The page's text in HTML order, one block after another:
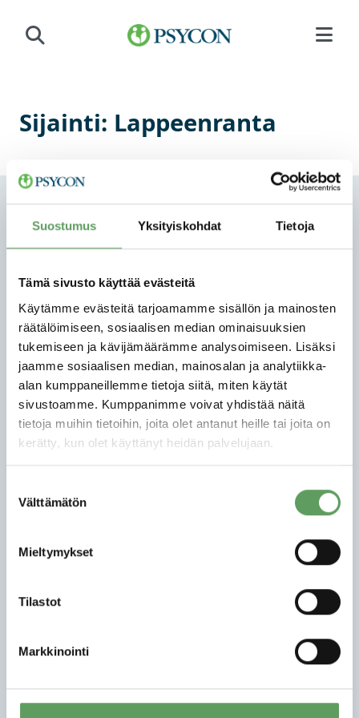
Suostumus Yksityiskohdat Tietoja
Tämä sivusto käyttää evästeitä
Käytämme evästeitä tarjoamamme sisällön ja mainosten
räätälöimiseen, sosiaalisen median ominaisuuksien
tukemiseen ja kävijämäärämme analysoimiseen. Lisäksi
jaamme sosiaalisen median, mainosalan ja analytiikka-
alan kumppaneillemme tietoja siitä, miten käytät
sivustoamme. Kumppanimme voivat yhdistää näitä
tietoja muihin tietoihin, joita olet antanut heille tai joita on
kerätty, kun olet käyttänyt heidän palvelujaan.
valinta
Välttämätön
Mieltymykset
Tilastot
Markkinointi
Sijainti: Lappeenranta
TUTKIMUS JA MENETELMÄKEHITYS
PSYKOLOGINEN HENKILÖARVIOINTI
REKRYTOINTIPALVELUT
KEHITTÄMISPALVELUT
Psycon on rekrytoinnin tukeen, psykologisiin
organisaatioiden kehittämiseen erikoistunut
konsulttiyhtiö. Psyconin asiakkaat arvostavat
luotettavia ja joustavia kokonaisratkaisujamme sekä
osaavia ja kokeneita asiantuntijoitamme. Vaalimme
menetelmien ja järjestelmien jatkuvalla